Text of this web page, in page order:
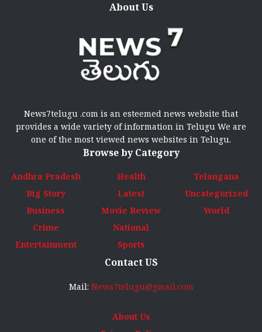
About Us
News7telugu .com is an esteemed news website that
provides a wide variety of information in Telugu We are
one of the most viewed news websites in Telugu.
Browse by Category
Andhra Pradesh
Big Story
Business
Crime
Entertainment
Health
Latest
Movie Review
National
Sports
Telangana
Uncategorized
World
Contact US
Mail: News7telugu@gmail.com
About Us